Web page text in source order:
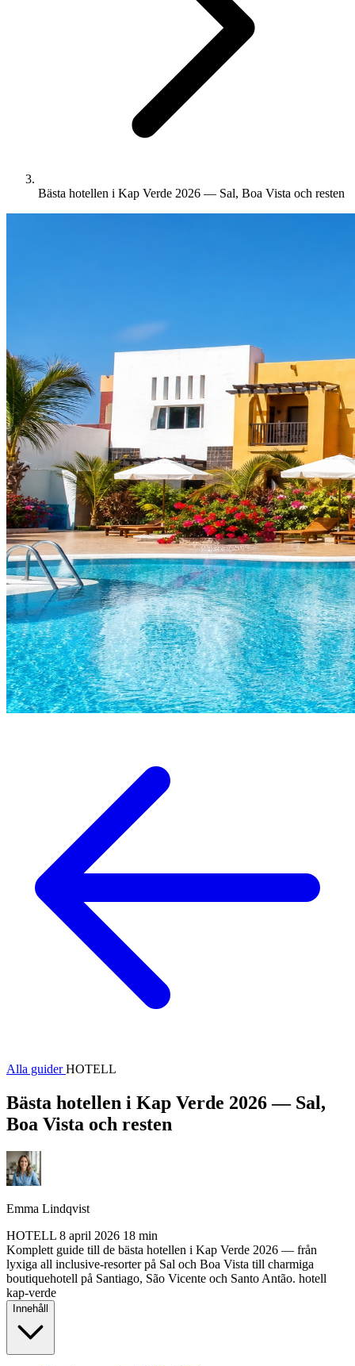
Bästa hotellen i Kap Verde 2026 — Sal, Boa Vista och resten
Alla guiderHOTELL
Bästa hotellen i Kap Verde 2026 — Sal,
Boa Vista och resten
Emma Lindqvist
HOTELL 8 april 2026 18 min
Komplett guide till de bästa hotellen i Kap Verde 2026 — från
lyxiga all inclusive-resorter på Sal och Boa Vista till charmiga
boutiquehotell på Santiago, São Vicente och Santo Antão. hotell
kap-verde
Innehåll